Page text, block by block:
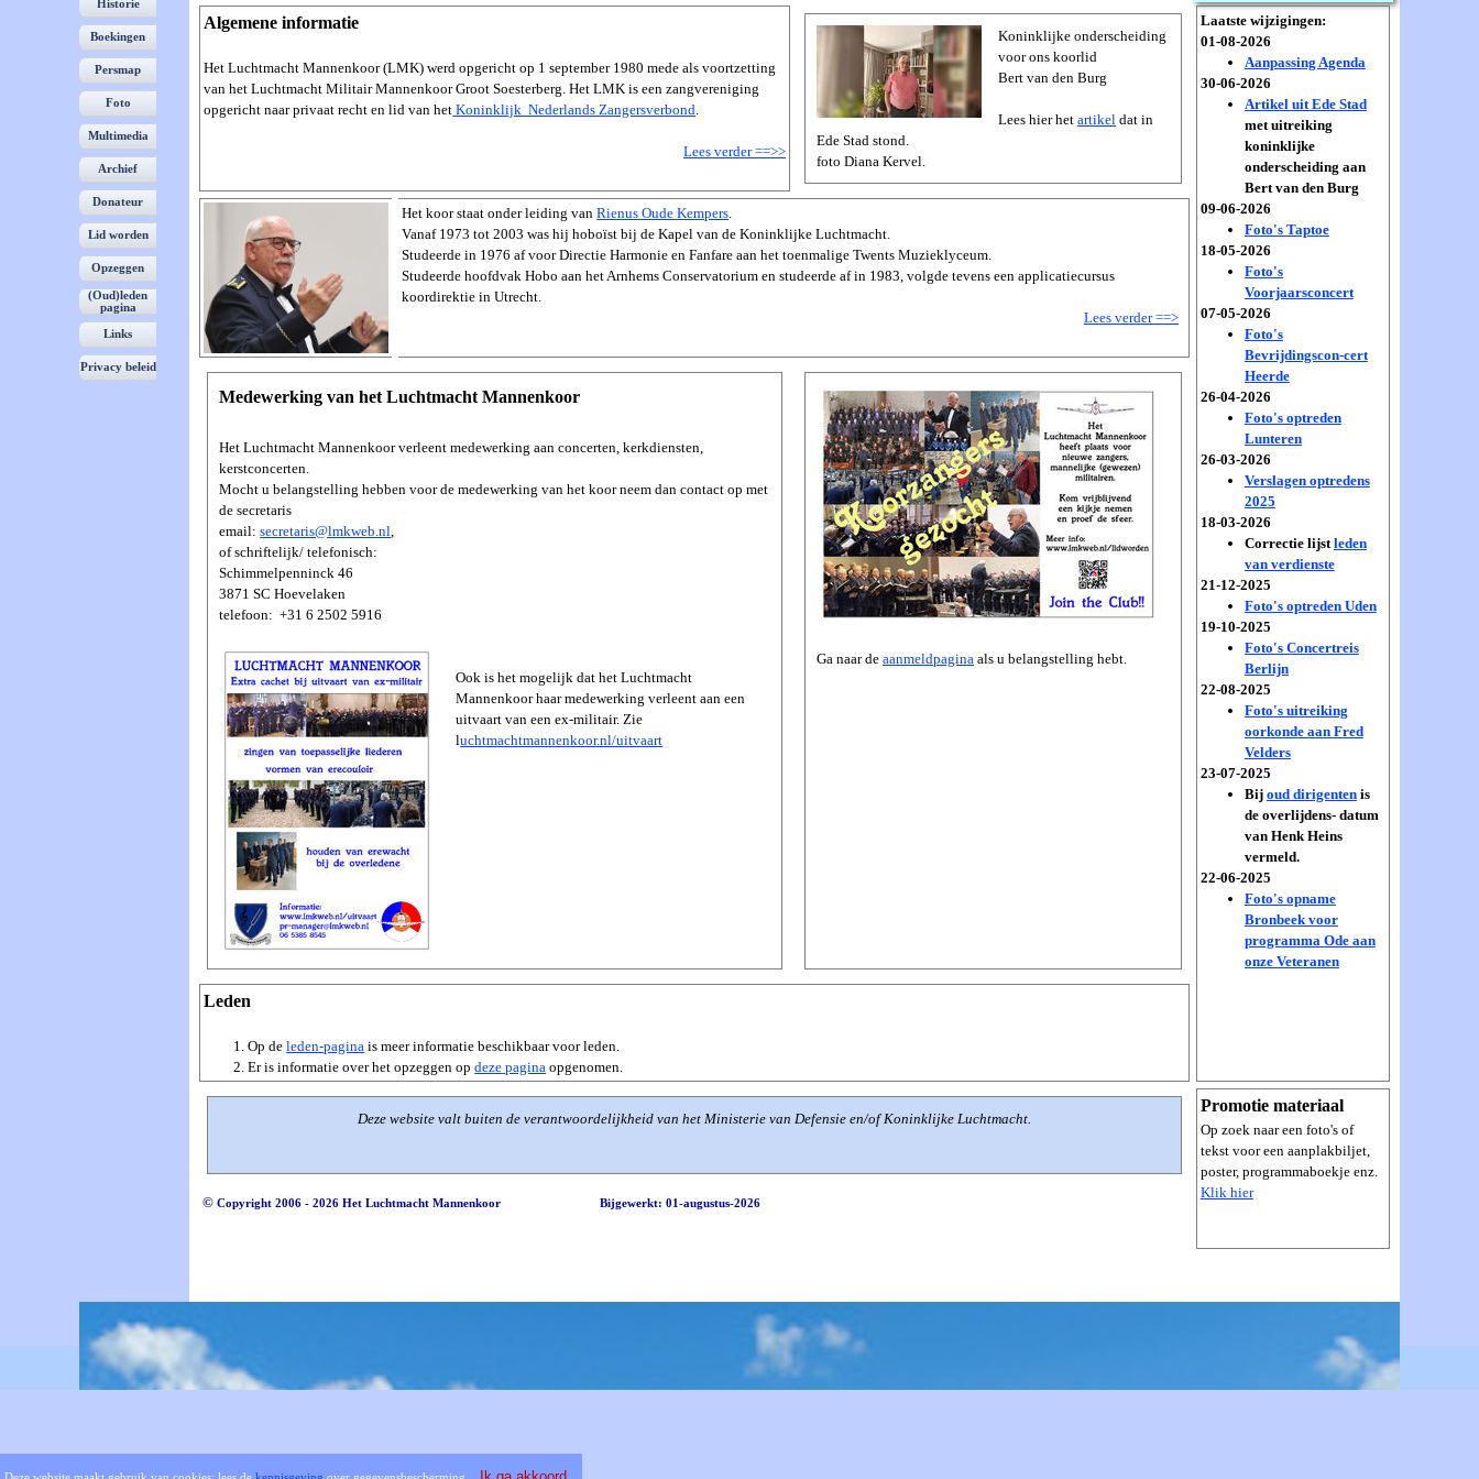
Historie
Boekingen
Persmap
Foto
Multimedia
Archief
Donateur
Lid worden
Opzeggen
(Oud)leden
pagina
Links
Privacy beleid
Algemene informatie
Het Luchtmacht Mannenkoor (LMK) werd opgericht op 1 september 1980 mede als voortzetting
van het Luchtmacht Militair Mannenkoor Groot Soesterberg. Het LMK is een zangvereniging
opgericht naar privaat recht en lid van het Koninklijk Nederlands Zangersverbond.
Lees verder ==>>
Koninklijke onderscheiding
voor ons koorlid
Bert van den Burg
Lees hier hetartikel dat in
Ede Stad stond.
foto Diana Kervel.
Het koor staat onder leiding vanRienus Oude Kempers.
Vanaf 1973 tot 2003 was hij hoboïst bij de Kapel van de Koninklijke Luchtmacht.
Studeerde in 1976 af voor Directie Harmonie en Fanfare aan het toenmalige Twents Muzieklyceum.
Studeerde hoofdvak Hobo aan het Arnhems Conservatorium en studeerde af in 1983, volgde tevens een applicatiecursus
koordirektie in Utrecht.
Lees verder ==>
Medewerking van het Luchtmacht Mannenkoor
Het Luchtmacht Mannenkoor verleent medewerking aan concerten, kerkdiensten,
kerstconcerten.
Mocht u belangstelling hebben voor de medewerking van het koor neem dan contact op met
de secretaris
email: secretaris@lmkweb.nl
of schriftelijk/ telefonisch:
Schimmelpenninck 46
3871 SC Hoevelaken
telefoon: +31 6 2502 5916
Ook is het mogelijk dat het Luchtmacht
Mannenkoor haar medewerking verleent aan een
uitvaart van een ex-militair. Zie
luchtmachtmannenkoor.nl/uitvaart
Ga naar deaanmeldpagina als u belangstelling hebt.
Leden
Op de leden-pagina is meer informatie beschikbaar voor leden.
Er is informatie over het opzeggen opdeze pagina opgenomen.
Deze website valt buiten de verantwoordelijkheid van het Ministerie van Defensie en/of Koninklijke Luchtmacht.
© Copyright 2006 - 2026 Het Luchtmacht Mannenkoor Bijgewerkt: 01-augustus-2026
Laatste wijzigingen:
01-08-2026
Aanpassing Agenda
30-06-2026
Artikel uit Ede Stad
met uitreiking
koninklijke
onderscheiding aan
Bert van den Burg
09-06-2026
Foto's Taptoe
18-05-2026
Foto's
Voorjaarsconcert
07-05-2026
Foto's
Bevrijdingscon-cert
Heerde
26-04-2026
Foto's optreden
Lunteren
26-03-2026
Verslagen optredens
2025
18-03-2026
Correctie lijstleden
van verdienste
21-12-2025
Foto's optreden Uden
19-10-2025
Foto's Concertreis
Berlijn
22-08-2025
Foto's uitreiking
oorkonde aan Fred
Velders
23-07-2025
Bij oud dirigentenis
de overlijdens- datum
van Henk Heins
vermeld.
22-06-2025
Foto's opname
Bronbeek voor
programma Ode aan
onze Veteranen
Promotie materiaal
Op zoek naar een foto's of
tekst voor een aanplakbiljet,
poster, programmaboekje enz.
Klik hier